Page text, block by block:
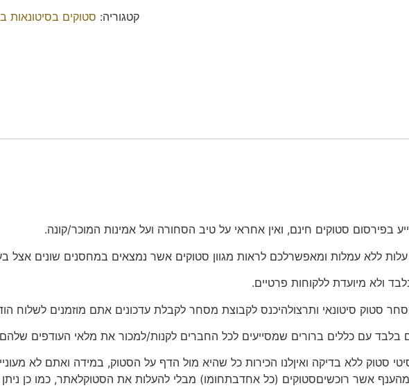
קטגוריה: סטוקים בסיטונאות
בפירסום סטוקים חינם, ואין אחראי על טיב הסחורה ועל אמינות המוכר/קונה.
ללא עמלות ומאפשרלכם לראות מגוון סטוקים אשר נמצאים במחסנים שונים אצל
ולא מיועדת ללקוחות פרטיים.
סטוק סיטונאי ותרצולהיכנס לקבוצת מסחר לקבלת עדכונים אתם מוזמנים לשלוח
בלבד עם כללים ברורים שמסייעים לכל החברים לקנות/למכור את מלאי העודפים
סטוק ללא בדיקה ואיןלנו הכירות כל שהיא מול הדף על הסטוק, במידה ואתם לא
אשר רוכשיםסטוקים (כל אחדבתחומו) מבלי להעלות את הסטוקלאתר, כמו כן